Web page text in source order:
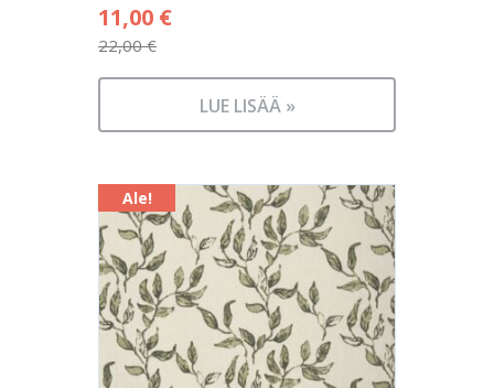
22,00€
Alkuperäinen
hinta
oli:
11,00 €
Nykyinen
on:
LUE LISÄÄ »
Ale!